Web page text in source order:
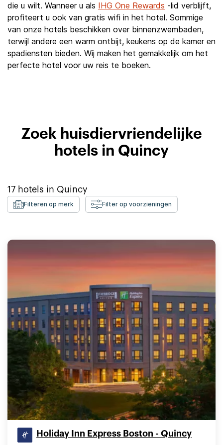
die u wilt. Wanneer u als IHG One Rewards -lid verblijft,
profiteert u ook van gratis wifi in het hotel. Sommige
van onze hotels beschikken over binnenzwembaden,
terwijl andere een warm ontbijt, keukens op de kamer en
spadiensten bieden. Wij maken het gemakkelijk om het
perfecte hotel voor uw reis te boeken.
Zoek huisdiervriendelijke
hotels in Quincy
17 hotels in Quincy
Filteren op merk Filter op voorzieningen
Holiday Inn Express Boston - Quincy